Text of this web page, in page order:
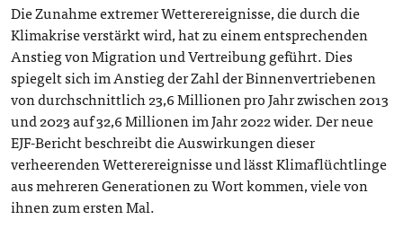
Die Zunahme extremer Wetterereignisse, die durch die
Klimakrise verstärkt wird, hat zu einem entsprechenden
Anstieg von Migration und Vertreibung geführt. Dies
spiegelt sich im Anstieg der Zahl der Binnenvertriebenen
von durchschnittlich 23,6 Millionen pro Jahr zwischen 2013
und 2023 auf 32,6 Millionen im Jahr 2022 wider. Der neue
EJF-Bericht beschreibt die Auswirkungen dieser
verheerenden Wetterereignisse und lässt Klimaflüchtlinge
aus mehreren Generationen zu Wort kommen, viele von
ihnen zum ersten Mal.